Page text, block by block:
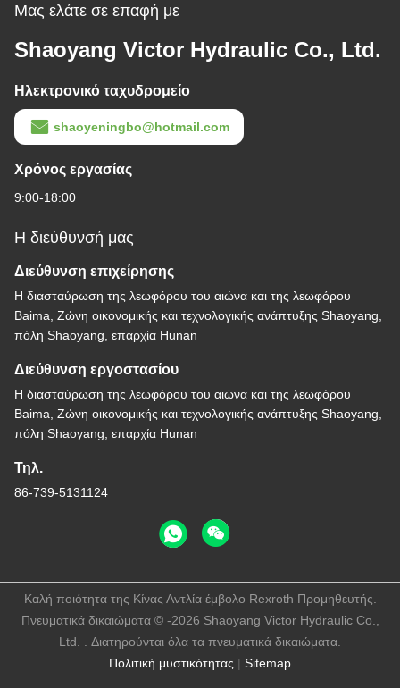
Μας ελάτε σε επαφή με
Shaoyang Victor Hydraulic Co., Ltd.
Ηλεκτρονικό ταχυδρομείο
shaoyeningbo@hotmail.com
Χρόνος εργασίας
9:00-18:00
Η διεύθυνσή μας
Διεύθυνση επιχείρησης
Η διασταύρωση της λεωφόρου του αιώνα και της λεωφόρου
Baima, Ζώνη οικονομικής και τεχνολογικής ανάπτυξης Shaoyang,
πόλη Shaoyang, επαρχία Hunan
Διεύθυνση εργοστασίου
Η διασταύρωση της λεωφόρου του αιώνα και της λεωφόρου
Baima, Ζώνη οικονομικής και τεχνολογικής ανάπτυξης Shaoyang,
πόλη Shaoyang, επαρχία Hunan
Τηλ.
86-739-5131124
Πολιτική μυστικότητας | Sitemap
Καλή ποιότητα της Κίνας Αντλία έμβολο Rexroth Προμηθευτής.
Πνευματικά δικαιώματα © -2026 Shaoyang Victor Hydraulic Co.,
Ltd. . Διατηρούνται όλα τα πνευματικά δικαιώματα.